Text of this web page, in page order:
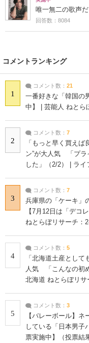
唯一無二の歌声
回答数：8084
コメントランキング
1
コメント数： 21
一番好きな「韓国の
中】 | 芸能人 ねとら
2
コメント数： 7
「もっと早く買え
ン”が大人気 「プラ
した」（2/2） | ライ
3
コメント数： 7
兵庫県の「ケーキ」
【7月12日は「デコ
ねとらぼリサーチ：
4
コメント数： 5
「北海道土産として
人気 「こんなの初
北海道 ねとらぼリサ
5
コメント数： 3
【バレーボール】
している「日本男子
票実施中】（投票結